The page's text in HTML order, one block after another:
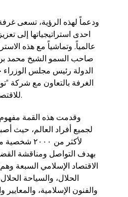
ودعماً لهذه الرؤية، تسعى
احدى استراتيجياتها إلى
عالمياً. وتماشياً مع هذه
صاحب السمو الشيخ محمد
الدولة رئيس مجلس
الغرفة بالتعاون مع شركة
للاقتصاد الإسلامي خلال العام ٢٠١٣.
وقدمت هذه القمة مفهوم
لجميع أفراد العالم، حيث
لأكثر من
بهدف التواصل ومناقشة
الاقتصاد الإسلامي السبعة
الحلال، والسياحة
والفنون الإسلامية، والمعايير